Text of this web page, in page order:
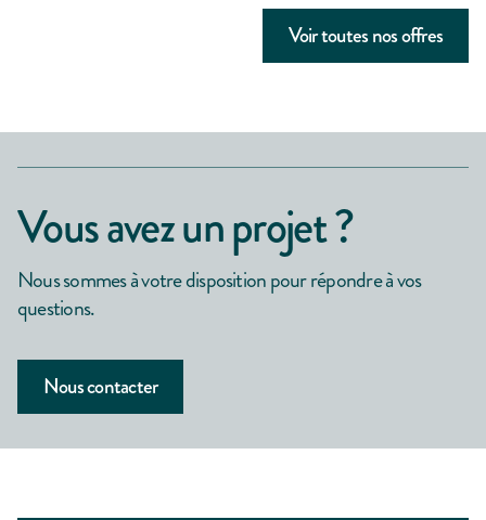
Voir toutes nos offres
Vous avez un projet ?
Nous sommes à votre disposition pour répondre à vos
questions.
Nous contacter